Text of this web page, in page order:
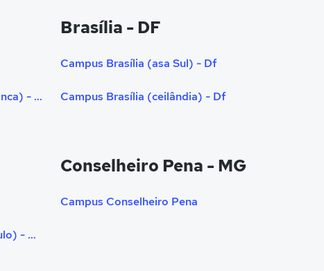
Campus Boa Vista (asa Branca) - Rr
Brasília - DF
Campus Brasília (asa Sul) - Df
Campus Brasília (ceilândia) - Df
Campus Carangola (triângulo) - Mg
Conselheiro Pena - MG
Campus Conselheiro Pena